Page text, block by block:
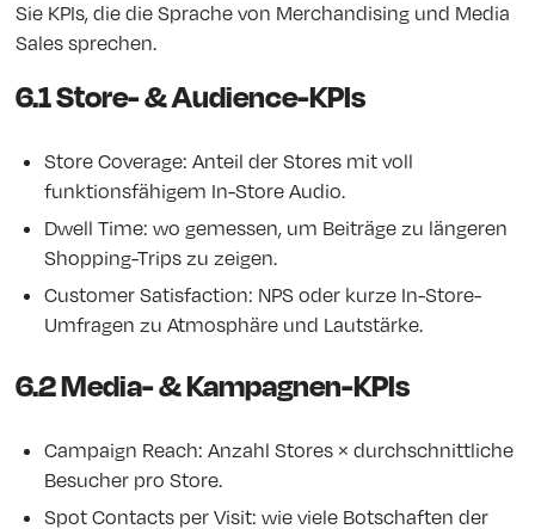
Sie KPIs, die die Sprache von Merchandising und Media
Sales sprechen.
6.1 Store- & Audience-KPIs
Store Coverage: Anteil der Stores mit voll
funktionsfähigem In-Store Audio.
Dwell Time: wo gemessen, um Beiträge zu längeren
Shopping-Trips zu zeigen.
Customer Satisfaction: NPS oder kurze In-Store-
Umfragen zu Atmosphäre und Lautstärke.
6.2 Media- & Kampagnen-KPIs
Campaign Reach: Anzahl Stores × durchschnittliche
Besucher pro Store.
Spot Contacts per Visit: wie viele Botschaften der